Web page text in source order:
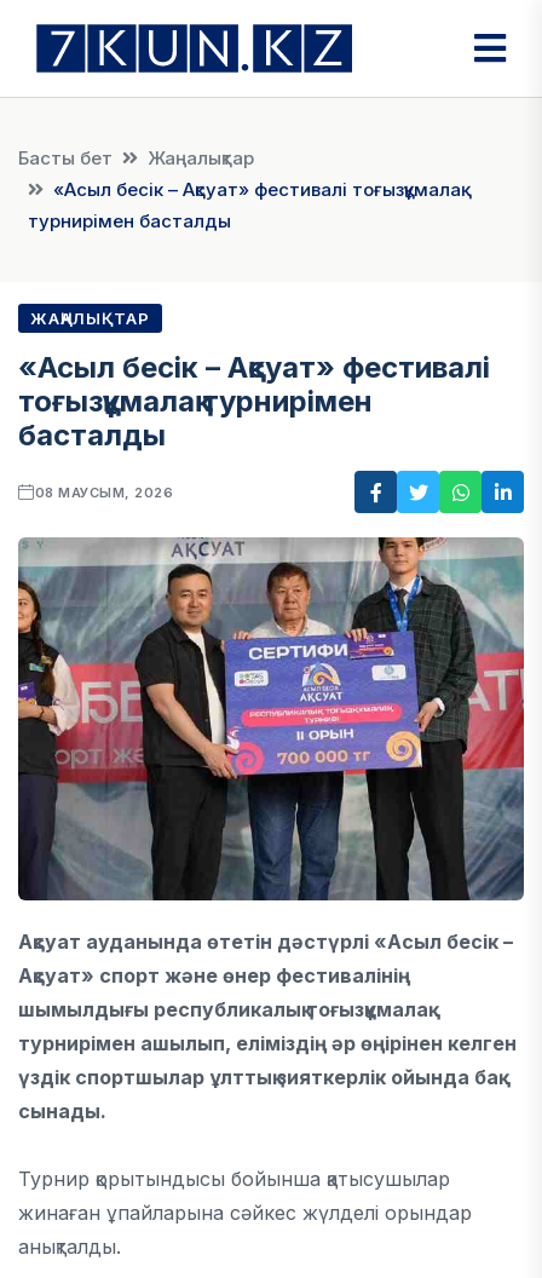
Басты бет
Жаңалықтар
«Асыл бесік – Ақсуат» фестивалі тоғызқұмалақ
турнирімен басталды
ЖАҢАЛЫҚТАР
«Асыл бесік – Ақсуат» фестивалі
тоғызқұмалақ турнирімен
басталды
08 МАУСЫМ, 2026
Ақсуат ауданында өтетін дәстүрлі «Асыл бесік –
Ақсуат» спорт және өнер фестивалінің
шымылдығы республикалық тоғызқұмалақ
турнирімен ашылып, еліміздің әр өңірінен келген
үздік спортшылар ұлттық зияткерлік ойында бақ
сынады.
Турнир қорытындысы бойынша қатысушылар
жинаған ұпайларына сәйкес жүлделі орындар
анықталды.